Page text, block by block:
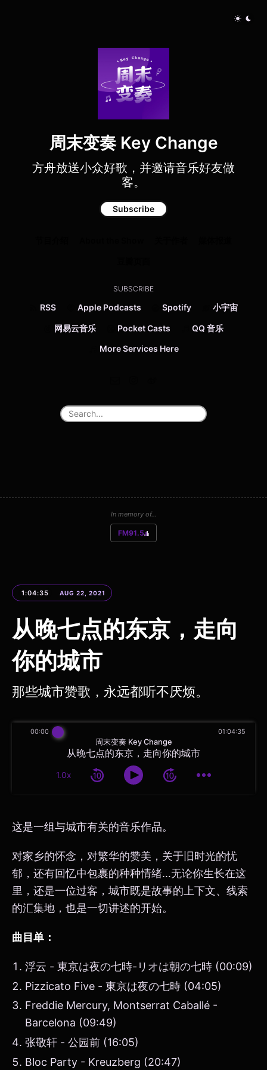
周末变奏 Key Change
方舟放送小众好歌，并邀请音乐好友做
客。
Subscribe
SUBSCRIBE
RSS Apple Podcasts Spotify 小宇宙
网易云音乐 Pocket Casts QQ 音乐
More Services Here
In memory of...
FM91.5
1:04:35 AUG 22, 2021
从晚七点的东京，走向
你的城市
那些城市赞歌，永远都听不厌烦。
周末变奏 Key Change
从晚七点的东京，走向你的城市
1.0x
00:00 01:04:35
这是一组与城市有关的音乐作品。
对家乡的怀念，对繁华的赞美，关于旧时光的忧
郁，还有回忆中包裹的种种情绪…无论你生长在这
里，还是一位过客，城市既是故事的上下文、线索
的汇集地，也是一切讲述的开始。
曲目单：
浮云 - 東京は夜の七時-リオは朝の七時 (00:09)
Pizzicato Five - 東京は夜の七時 (04:05)
Freddie Mercury, Montserrat Caballé -
Barcelona (09:49)
张敬轩 - 公园前 (16:05)
Bloc Party - Kreuzberg (20:47)